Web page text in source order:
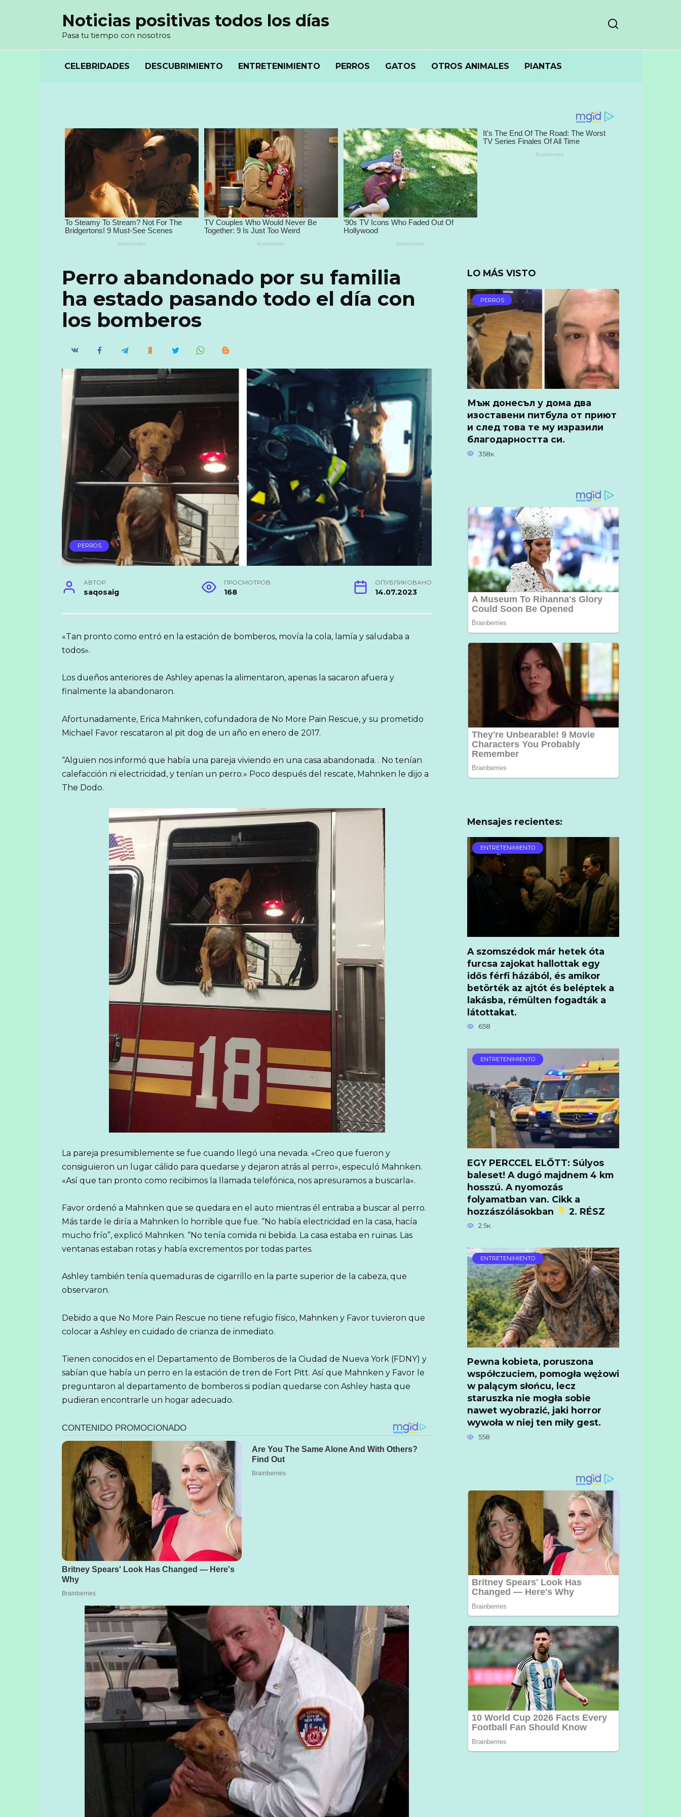
Noticias positivas todos los días
Pasa tu tiempo con nosotros
CELEBRIDADES DESCUBRIMIENTO ENTRETENIMIENTO PERROS GATOS OTROS ANIMALES PIANTAS
Perro abandonado por su familia
ha estado pasando todo el día con
los bomberos
PERROS
АВТОР
saqosaig
ПРОСМОТРОВ
168
ОПУБЛИКОВАНО
14.07.2023
«Tan pronto como entró en la estación de bomberos, movía la cola, lamía y saludaba a
todos».
Los dueños anteriores de Ashley apenas la alimentaron, apenas la sacaron afuera y
finalmente la abandonaron.
Afortunadamente, Erica Mahnken, cofundadora de No More Pain Rescue, y su prometido
Michael Favor rescataron al pit dog de un año en enero de 2017.
“Alguien nos informó que había una pareja viviendo en una casa abandonada. . No tenían
calefacción ni electricidad, y tenían un perro.» Poco después del rescate, Mahnken le dijo a
The Dodo.
La pareja presumiblemente se fue cuando llegó una nevada. «Creo que fueron y
consiguieron un lugar cálido para quedarse y dejaron atrás al perro», especuló Mahnken.
«Así que tan pronto como recibimos la llamada telefónica, nos apresuramos a buscarla».
Favor ordenó a Mahnken que se quedara en el auto mientras él entraba a buscar al perro.
Más tarde le diría a Mahnken lo horrible que fue. “No había electricidad en la casa, hacía
mucho frío”, explicó Mahnken. “No tenía comida ni bebida. La casa estaba en ruinas. Las
ventanas estaban rotas y había excrementos por todas partes.
Ashley también tenía quemaduras de cigarrillo en la parte superior de la cabeza, que
observaron.
Debido a que No More Pain Rescue no tiene refugio físico, Mahnken y Favor tuvieron que
colocar a Ashley en cuidado de crianza de inmediato.
Tienen conocidos en el Departamento de Bomberos de la Ciudad de Nueva York (FDNY) y
sabían que había un perro en la estación de tren de Fort Pitt. Así que Mahnken y Favor le
preguntaron al departamento de bomberos si podían quedarse con Ashley hasta que
pudieran encontrarle un hogar adecuado.
LO MÁS VISTO
PERROS
Мъж донесъл у дома два
изоставени питбула от приют
и след това те му изразили
благодарността си.
358к.
Mensajes recientes:
ENTRETENIMIENTO
A szomszédok már hetek óta
furcsa zajokat hallottak egy
idős férfi házából, és amikor
betörték az ajtót és beléptek a
lakásba, rémülten fogadták a
látottakat.
658
ENTRETENIMIENTO
EGY PERCCEL ELŐTT: Súlyos
baleset! A dugó majdnem 4 km
hosszú. A nyomozás
folyamatban van. Cikk a
hozzászólásokban
2. RÉSZ
2.5к.
ENTRETENIMIENTO
Pewna kobieta, poruszona
współczuciem, pomogła wężowi
w palącym słońcu, lecz
staruszka nie mogła sobie
nawet wyobrazić, jaki horror
wywoła w niej ten miły gest.
558